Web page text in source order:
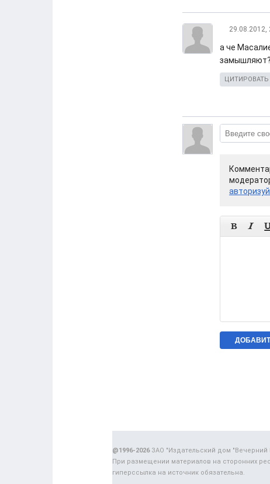
29.08.2012,
а че
замышляют?
ЦИТИРОВАТЬ
 
@1996-2026ЗАО "Издательский дом "Вечерний
При размещении материалов на сторонних
гиперссылка на источник обязательна.